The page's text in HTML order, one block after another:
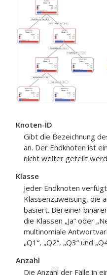
Knoten-ID
Gibt die Bezeichnung
an. Der Endknoten ist
nicht weiter geteilt
Klasse
Jeder Endknoten
Klassenzuweisung, die
basiert. Bei einer
die Klassen „Ja“ oder
multinomiale
„Q1“, „Q2“, „Q3“ und
Anzahl
Die Anzahl der Fälle in